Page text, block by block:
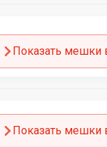
Показать мешки
Показать мешки